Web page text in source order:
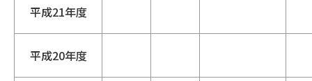
平成21年度
平成20年度